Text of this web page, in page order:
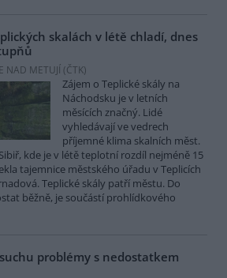
skalách v létě chladí, dnes
NAD METUJÍ (ČTK)
Zájem o Teplické skály na
Náchodsku je v letních
měsících značný. Lidé
vyhledávají ve vedrech
příjemné klima skalních měst.
kde je v létě teplotní rozdíl nejméně 15
tajemnice městského úřadu v Teplicích
Teplické skály patří městu. Do
běžně, je součástí prohlídkového
problémy s nedostatkem